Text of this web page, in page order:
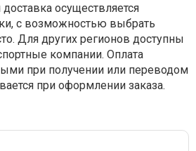
осуществляется
с возможностью выбрать
Для других регионов доступны
компании. Оплата
при получении или переводом
при оформлении заказа.